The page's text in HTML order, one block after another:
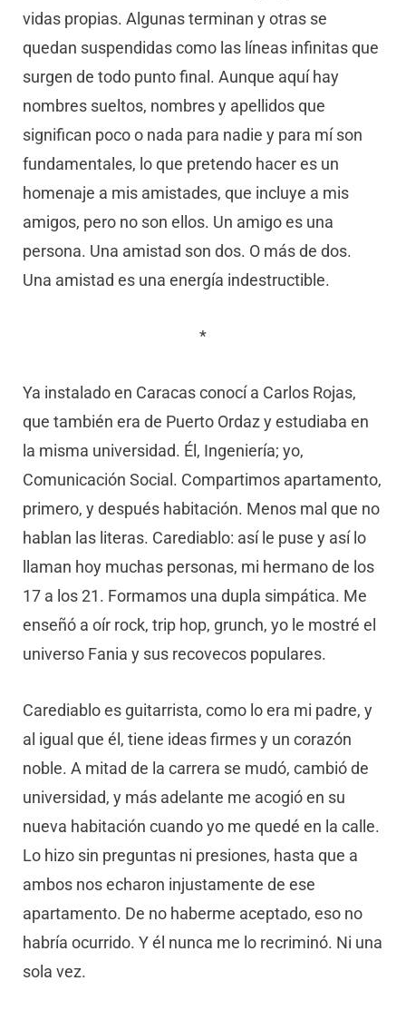
vidas propias. Algunas terminan y otras se
quedan suspendidas como las líneas infinitas que
surgen de todo punto final. Aunque aquí hay
nombres sueltos, nombres y apellidos que
significan poco o nada para nadie y para mí son
fundamentales, lo que pretendo hacer es un
homenaje a mis amistades, que incluye a mis
amigos, pero no son ellos. Un amigo es una
persona. Una amistad son dos. O más de dos.
Una amistad es una energía indestructible.
*
Ya instalado en Caracas conocí a Carlos Rojas,
que también era de Puerto Ordaz y estudiaba en
la misma universidad. Él, Ingeniería; yo,
Comunicación Social. Compartimos apartamento,
primero, y después habitación. Menos mal que no
hablan las literas. Carediablo: así le puse y así lo
llaman hoy muchas personas, mi hermano de los
17 a los 21. Formamos una dupla simpática. Me
enseñó a oír rock, trip hop, grunch, yo le mostré el
universo Fania y sus recovecos populares.
Carediablo es guitarrista, como lo era mi padre, y
al igual que él, tiene ideas firmes y un corazón
noble. A mitad de la carrera se mudó, cambió de
universidad, y más adelante me acogió en su
nueva habitación cuando yo me quedé en la calle.
Lo hizo sin preguntas ni presiones, hasta que a
ambos nos echaron injustamente de ese
apartamento. De no haberme aceptado, eso no
habría ocurrido. Y él nunca me lo recriminó. Ni una
sola vez.